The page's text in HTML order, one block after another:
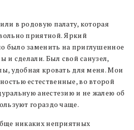
в родовую палату, которая
приятной. Яркий
было заменить на приглушенное
и сделали. Был свой санузел,
удобная кровать для меня. Мои
естественные, во второй
анестезию и не жалею об
гораздо чаще.
никаких неприятных